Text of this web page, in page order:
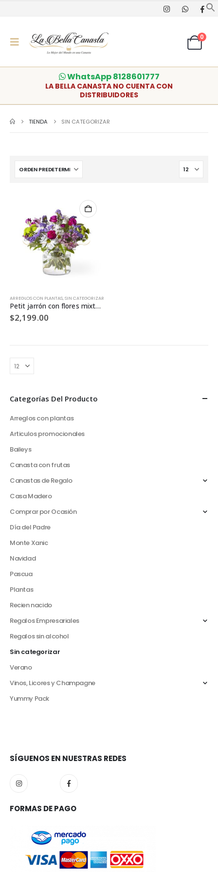
0
WhatsApp 8128601777
LA BELLA CANASTA NO CUENTA CON
DISTRIBUIDORES
TIENDA SIN CATEGORIZAR
ARREGLOS CON PLANTAS,SIN CATEGORIZAR
Petit jarrón con flores mixtas – Internacional
$2,199.00
Categorías Del Producto
Arreglos con plantas
Articulos promocionales
Baileys
Canasta con frutas
Canastas de Regalo
Casa Madero
Comprar por Ocasión
Día del Padre
Monte Xanic
Navidad
Pascua
Plantas
Recien nacido
Regalos Empresariales
Regalos sin alcohol
Sin categorizar
Verano
Vinos, Licores y Champagne
Yummy Pack
SÍGUENOS EN NUESTRAS REDES
FORMAS DE PAGO